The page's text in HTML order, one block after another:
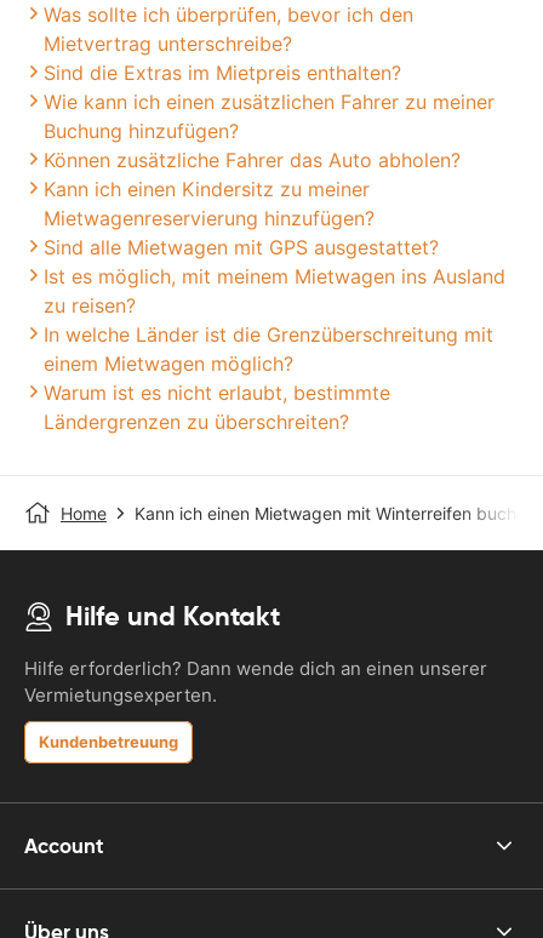
Was sollte ich überprüfen, bevor ich den
Mietvertrag unterschreibe?
Sind die Extras im Mietpreis enthalten?
Wie kann ich einen zusätzlichen Fahrer zu meiner
Buchung hinzufügen?
Können zusätzliche Fahrer das Auto abholen?
Kann ich einen Kindersitz zu meiner
Mietwagenreservierung hinzufügen?
Sind alle Mietwagen mit GPS ausgestattet?
Ist es möglich, mit meinem Mietwagen ins Ausland
zu reisen?
In welche Länder ist die Grenzüberschreitung mit
einem Mietwagen möglich?
Warum ist es nicht erlaubt, bestimmte
Ländergrenzen zu überschreiten?
Home Kann ich einen Mietwagen mit Winterreifen buchen?
Hilfe und Kontakt
Hilfe erforderlich? Dann wende dich an einen unserer
Vermietungsexperten.
Kundenbetreuung
Account
Über uns